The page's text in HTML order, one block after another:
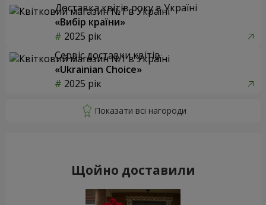
Доставка квітів року в Україні
«Вибір країни»
2025 рік
Сервіс доставки квітів
«Ukrainian Choice»
2025 рік
Щойно доставили